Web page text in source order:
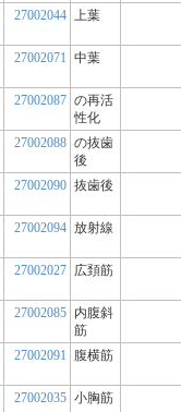
27002044 上葉
27002071 中葉
27002087 の再活
性化
27002088 の抜歯
後
27002090 抜歯後
27002094 放射線
27002027 広頚筋
27002085 内腹斜
筋
27002091 腹横筋
27002035 小胸筋